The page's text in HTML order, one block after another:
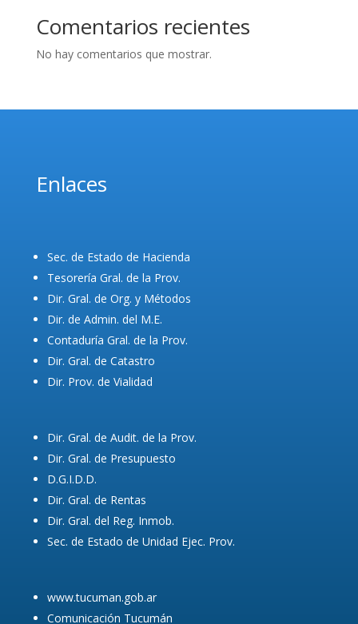
Comentarios recientes
No hay comentarios que mostrar.
Enlaces
Sec. de Estado de Hacienda
Tesorería Gral. de la Prov.
Dir. Gral. de Org. y Métodos
Dir. de Admin. del M.E.
Contaduría Gral. de la Prov.
Dir. Gral. de Catastro
Dir. Prov. de Vialidad
Dir. Gral. de Audit. de la Prov.
Dir. Gral. de Presupuesto
D.G.I.D.D.
Dir. Gral. de Rentas
Dir. Gral. del Reg. Inmob.
Sec. de Estado de Unidad Ejec. Prov.
www.tucuman.gob.ar
Comunicación Tucumán